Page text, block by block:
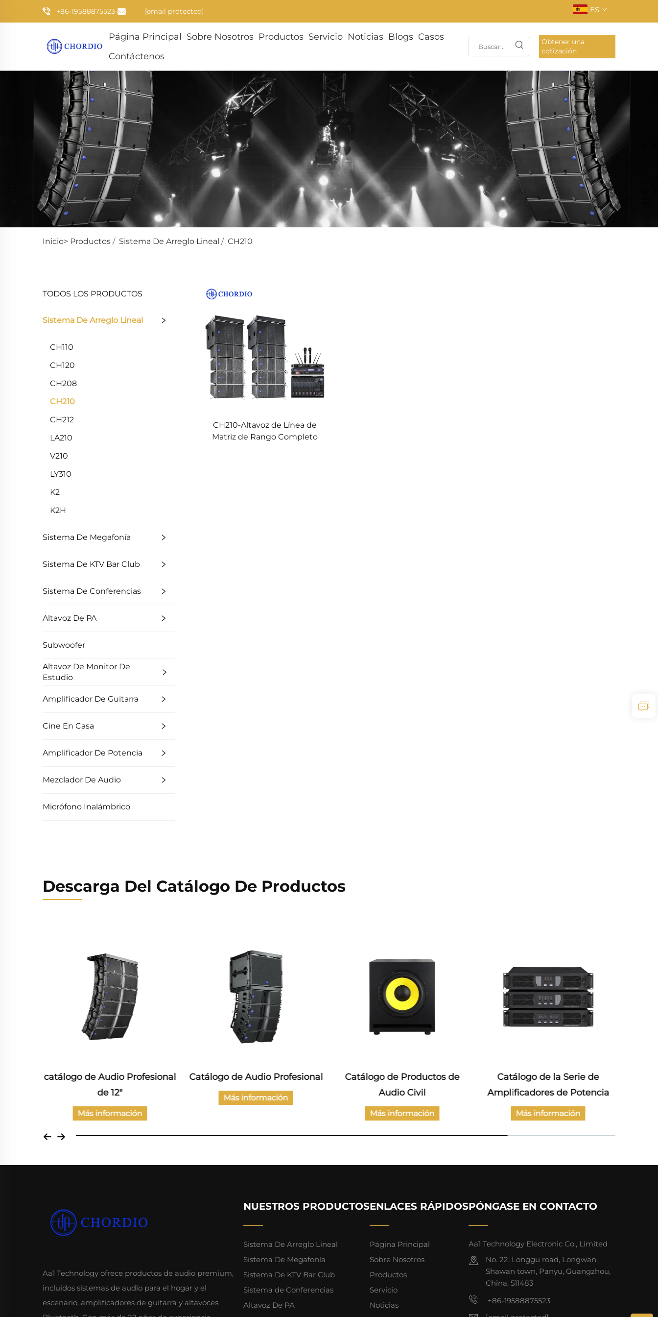
+86-19588875523 [email protected] ES
Página Principal Sobre Nosotros Productos Servicio Noticias Blogs Casos
Contáctenos
Obtener una
cotización
Inicio> Productos / Sistema De Arreglo Lineal / CH210
TODOS LOS PRODUCTOS
Sistema De Arreglo Lineal
CH110
CH120
CH208
CH210
CH212
LA210
V210
LY310
K2
K2H
Sistema De Megafonía
Sistema De KTV Bar Club
Sistema De Conferencias
Altavoz De PA
Subwoofer
Altavoz De Monitor De
Estudio
Amplificador De Guitarra
Cine En Casa
Amplificador De Potencia
Mezclador De Audio
Micrófono Inalámbrico
CH210-Altavoz de Línea de
Matriz de Rango Completo
Descarga Del Catálogo De Productos
catálogo de Audio Profesional
de 12"
Más información
Catálogo de Audio Profesional
Más información
Catálogo de Productos de
Audio Civil
Más información
Catálogo de la Serie de
Amplificadores de Potencia
Más información
Aa1 Technology ofrece productos de audio premium,
incluidos sistemas de audio para el hogar y el
escenario, amplificadores de guitarra y altavoces
NUESTROS PRODUCTOS
Sistema De Arreglo Lineal
Sistema De Megafonía
Sistema De KTV Bar Club
Sistema de Conferencias
Altavoz De PA
ENLACES RÁPIDOS
Página Principal
Sobre Nosotros
Productos
Servicio
Noticias
PÓNGASE EN CONTACTO
Aa1 Technology Electronic Co., Limited
No. 22, Longgu road, Longwan,
Shawan town, Panyu, Guangzhou,
China, 511483
+86-19588875523